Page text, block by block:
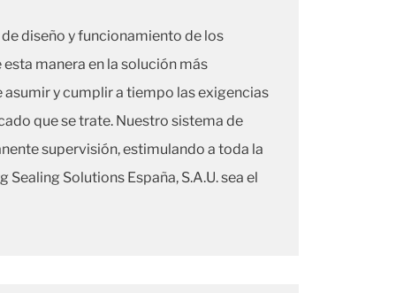
diseño y funcionamiento de los
manera en la solución más
y cumplir a tiempo las exigencias
que se trate. Nuestro sistema de
supervisión, estimulando a toda la
Solutions España, S.A.U. sea el